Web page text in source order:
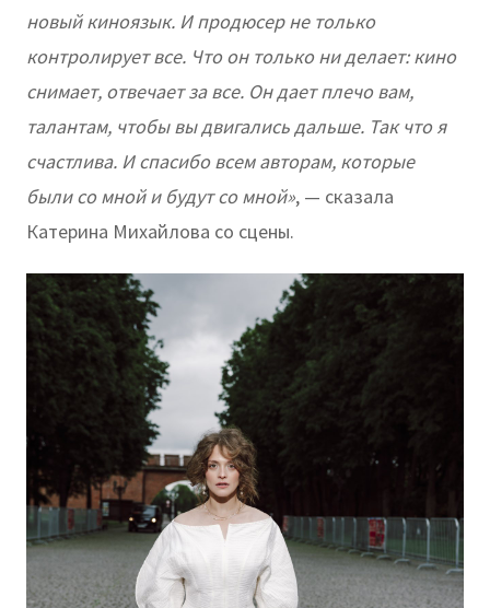
новый киноязык. И продюсер не только
контролирует все. Что он только ни делает: кино
снимает, отвечает за все. Он дает плечо вам,
талантам, чтобы вы двигались дальше. Так что я
счастлива. И спасибо всем авторам, которые
были со мной и будут со мной», — сказала
Катерина Михайлова со сцены.